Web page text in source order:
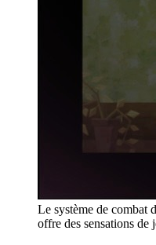
Le système de combat
offre des sensations de